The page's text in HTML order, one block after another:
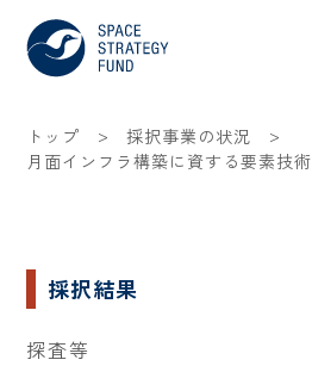
トップ > 採択事業の状況 >
月面インフラ構築に資する要素技術
採択結果
探査等